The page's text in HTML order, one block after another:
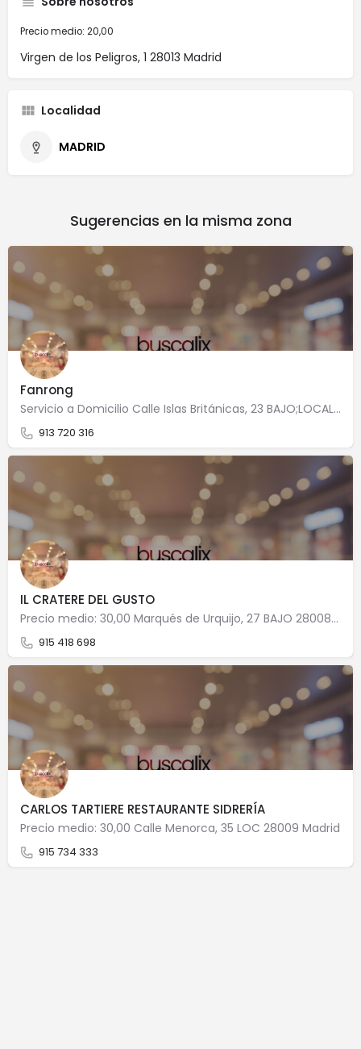
Precio medio: 20,00
Virgen de los Peligros, 1 28013 Madrid
Localidad
MADRID
Sugerencias en la misma zona
Fanrong
Servicio a Domicilio Calle Islas Británicas, 23 BAJO;LOCAL 28034 Madrid
913 720 316
IL CRATERE DEL GUSTO
Precio medio: 30,00 Marqués de Urquijo, 27 BAJO 28008 Madrid
915 418 698
CARLOS TARTIERE RESTAURANTE SIDRERÍA
Precio medio: 30,00 Calle Menorca, 35 LOC 28009 Madrid
915 734 333